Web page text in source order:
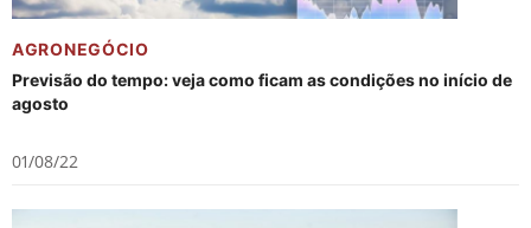
AGRONEGÓCIO
Previsão do tempo: veja como ficam as condições no início de
agosto
01/08/22